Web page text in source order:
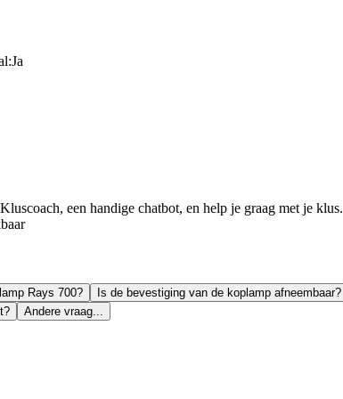
een handige chatbot, en help je graag met je klus.
Rays 700? Is de bevestiging van de koplamp afneembaar?
Andere vraag...